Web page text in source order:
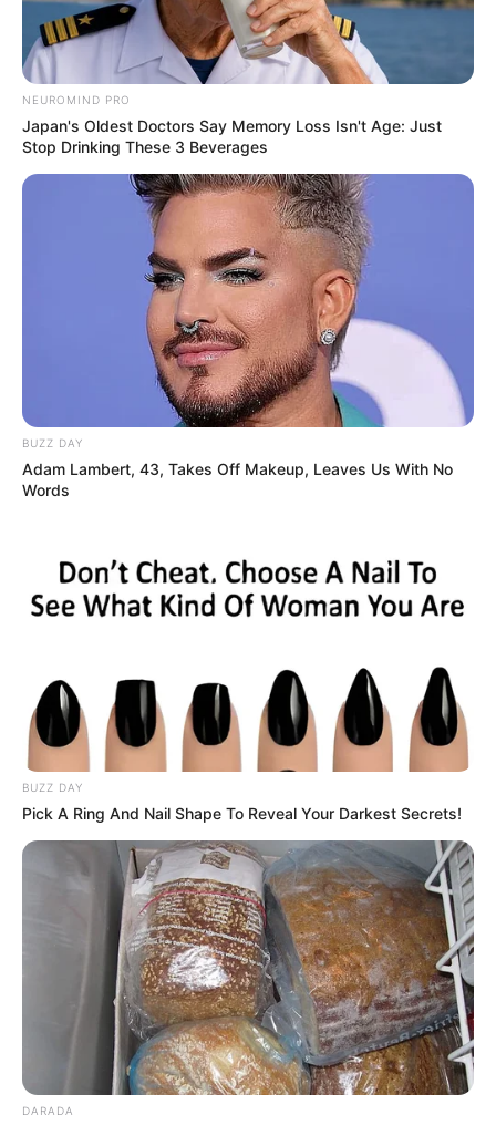
Region im Suchfeld eingegeben oder auf der
Deutschlandkarte
anklicken.
Wäre es nicht besser, wenn sich die Präsidenten und
statt mit ihren Herdenarmeen so viele andere Menschen
weitere Kalauer
Quermania folgen: Impressum & Kontakt
Smartphone Startseite
Auf einigen Seiten dieses Projektes sind Affiliate-
Angebote integriert. Wenn etwas darüber gebucht oder
gekauft wird, ist das eine Unterstützung, ohne dass sich
dadurch der Preis ändert.
NEUROMIND PRO
Japan's Oldest Doctors Say Memory Loss Isn't Age: Just
Stop Drinking These 3 Beverages
BUZZ DAY
Adam Lambert, 43, Takes Off Makeup, Leaves Us With No
Words
BUZZ DAY
Pick A Ring And Nail Shape To Reveal Your Darkest Secrets!
DARADA